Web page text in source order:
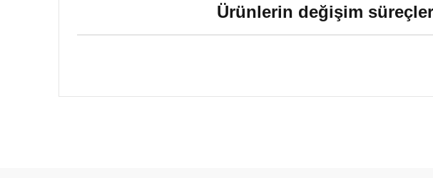
Ürünlerin değişim